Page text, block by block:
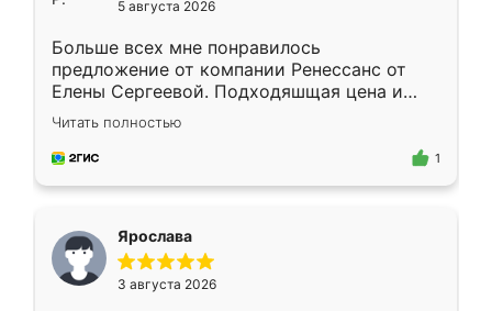
5 августа 2026
Больше всех мне понравилось
предложение от компании Ренессанс от
Елены Сергеевой. Подходяшщая цена и
короткие сроки изготовления. Приехавший
для замера сотрудник Владислав
предложил по моему эскизу самый
Читать полностью
1
Ярослава
3 августа 2026